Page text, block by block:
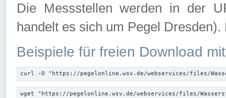
Die Messstellen werden in der
handelt es sich um Pegel
Beispiele für freien Download
curl -O "https://pegelonline.wsv.de/webservices/files/
wget "https://pegelonline.wsv.de/webservices/files/